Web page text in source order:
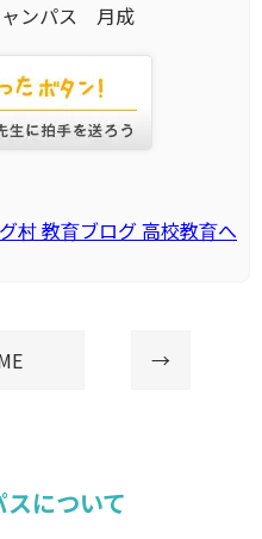
ンパス 月成
→
について